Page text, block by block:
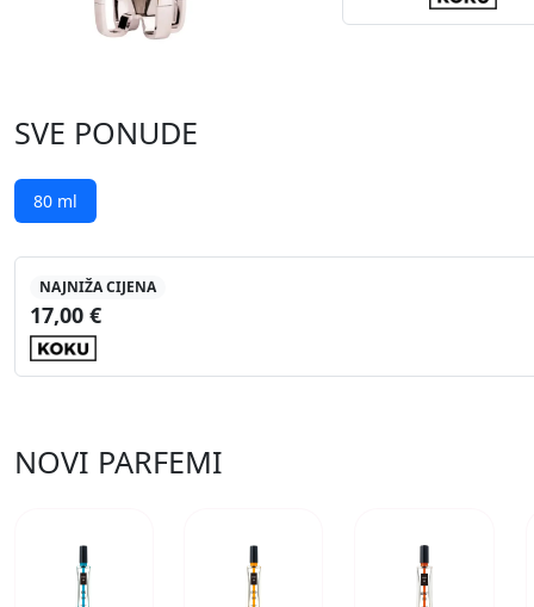
SVE PONUDE
80 ml
NAJNIŽA CIJENA
17,00 €
NOVI PARFEMI